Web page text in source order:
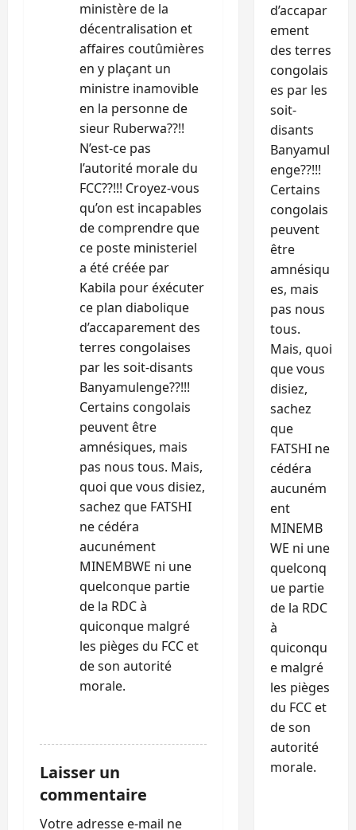
ministère de la
décentralisation et
affaires coutûmières
en y plaçant un
ministre inamovible
en la personne de
sieur Ruberwa??!!
N’est-ce pas
l’autorité morale du
FCC??!!! Croyez-vous
qu’on est incapables
de comprendre que
ce poste ministeriel
a été créée par
Kabila pour éxécuter
ce plan diabolique
d’accaparement des
terres congolaises
par les soit-disants
Banyamulenge??!!!
Certains congolais
peuvent être
amnésiques, mais
pas nous tous. Mais,
quoi que vous disiez,
sachez que FATSHI
ne cédéra
aucunément
MINEMBWE ni une
quelconque partie
de la RDC à
quiconque malgré
les pièges du FCC et
de son autorité
morale.
Laisser un
commentaire
Votre adresse e-mail ne
d’accapar
ement
des terres
congolais
es par les
soit-
disants
Banyamul
enge??!!!
Certains
congolais
peuvent
être
amnésiqu
es, mais
pas nous
tous.
Mais, quoi
que vous
disiez,
sachez
que
FATSHI ne
cédéra
aucuném
ent
MINEMB
WE ni une
quelconq
ue partie
de la RDC
à
quiconqu
e malgré
les pièges
du FCC et
de son
autorité
morale.